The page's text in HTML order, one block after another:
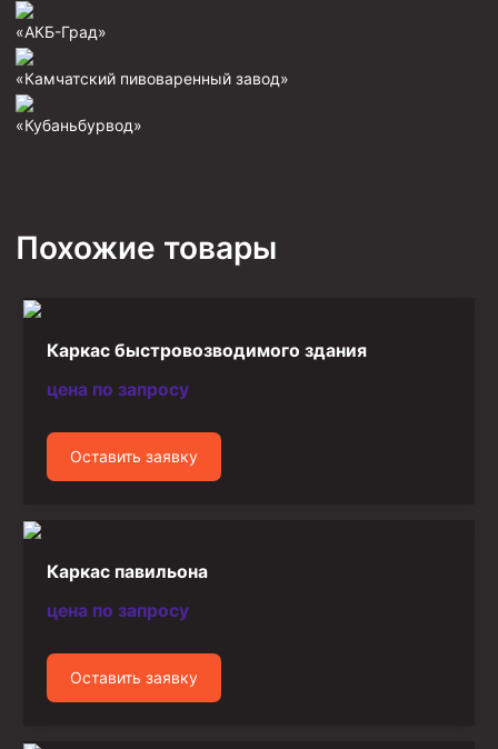
Фрезеры кольцевые
Фрезеры-долота торцевые
Колокола ловильные
Быстроразъёмные соединения (БРС)
Рукава буровые
Стропы канатные
Стропы текстильные
Канаты стальные
Элементы линии обвязки
«АКБ-Град»
«Камчатский пивоваренный завод»
«Кубаньбурвод»
Похожие товары
Каркас быстровозводимого здания
цена по запросу
Оставить заявку
Каркас павильона
цена по запросу
Оставить заявку